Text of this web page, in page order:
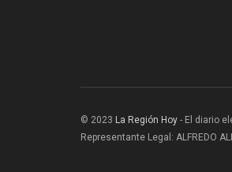
© 2023 La Región Hoy - El diario
Representante Legal: ALFREDO